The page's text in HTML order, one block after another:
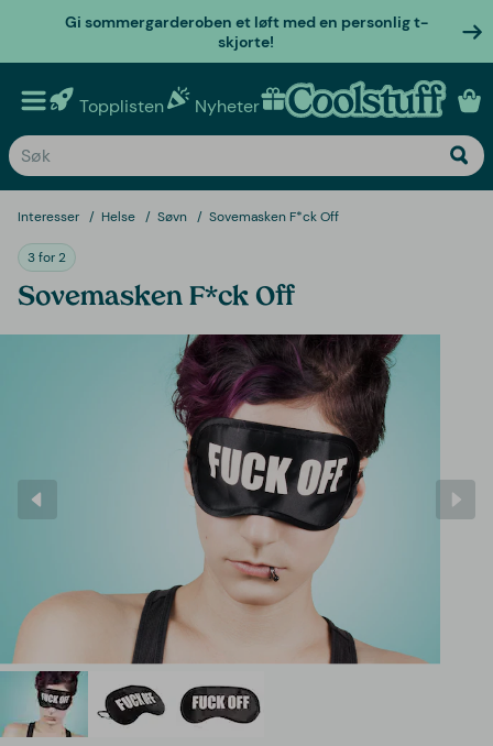
Gi sommergarderoben et løft med en personlig t-
skjorte!
Topplisten Nyheter Personlige gaver
Interesser Helse Søvn Sovemasken F*ck Off
3 for 2
Sovemasken F*ck Off